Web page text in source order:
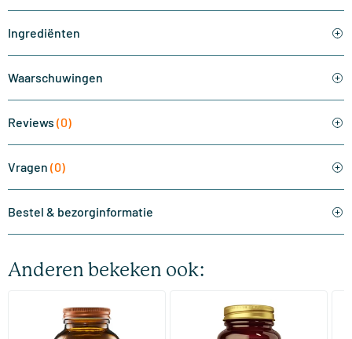
Ingrediënten
Waarschuwingen
Reviews (0)
Vragen (0)
Bestel & bezorginformatie
Anderen bekeken ook:
(510)
Super Magnesium
(287)
Magnesium Citrate
(Magnesium Citraat)